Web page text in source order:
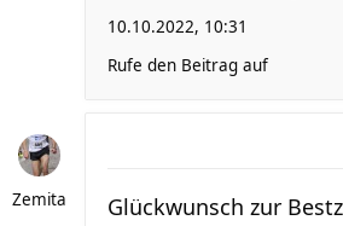
10.10.2022, 10:31
Rufe den Beitrag auf
Zemita
Glückwunsch zur